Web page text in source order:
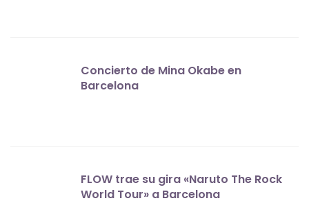
Concierto de Mina Okabe en
Barcelona
FLOW trae su gira «Naruto The Rock
World Tour» a Barcelona